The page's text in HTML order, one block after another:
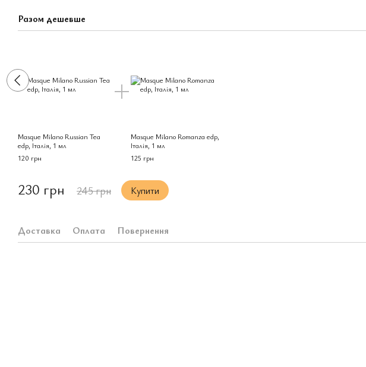
Разом дешевше
Masque Milano Russian Tea
edp, Італія, 1 мл
120 грн
Masque Milano Romanza edp,
Італія, 1 мл
125 грн
230 грн 245 грн Купити
Доставка Оплата Повернення